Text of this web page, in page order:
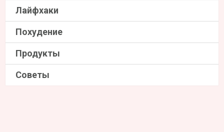
Лайфхаки
Похудение
Продукты
Советы